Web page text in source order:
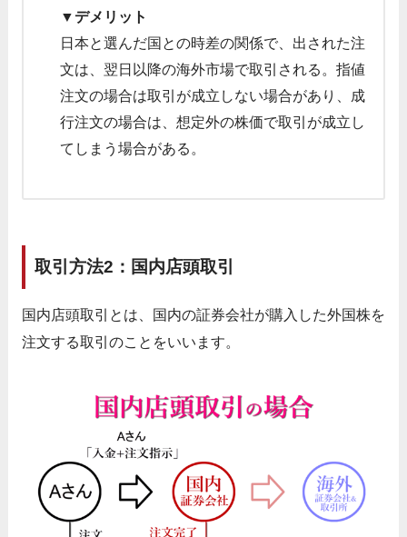
▼デメリット
日本と選んだ国との時差の関係で、出された注
文は、翌日以降の海外市場で取引される。指値
注文の場合は取引が成立しない場合があり、成
行注文の場合は、想定外の株価で取引が成立し
てしまう場合がある。
取引方法2：国内店頭取引
国内店頭取引とは、国内の証券会社が購入した外国株を
注文する取引のことをいいます。